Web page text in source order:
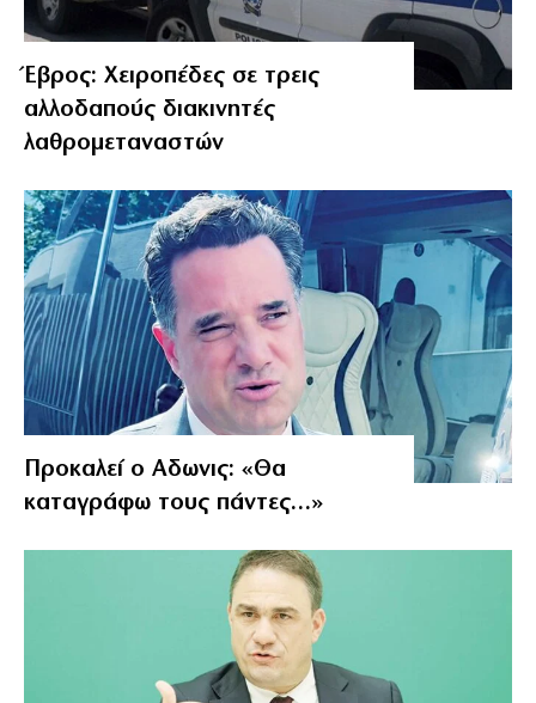
Έβρος: Χειροπέδες σε τρεις
αλλοδαπούς διακινητές
λαθρομεταναστών
Προκαλεί ο Αδωνις: «Θα
καταγράφω τους πάντες…»